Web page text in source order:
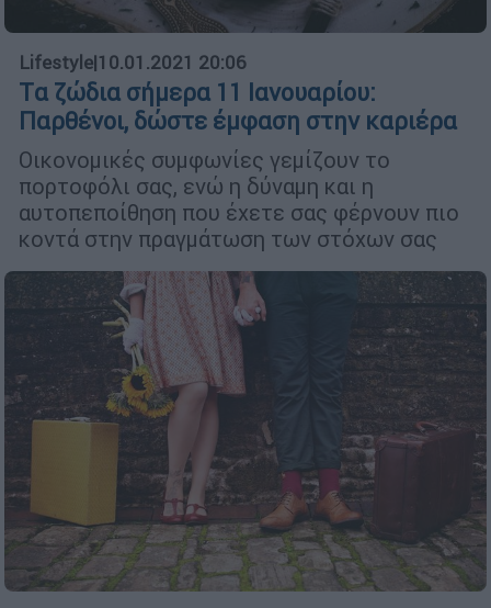
Lifestyle|10.01.2021 20:06
Tα ζώδια σήμερα 11 Ιανουαρίου:
Παρθένοι, δώστε έμφαση στην καριέρα
Οικονομικές συμφωνίες γεμίζουν το
πορτοφόλι σας, ενώ η δύναμη και η
αυτοπεποίθηση που έχετε σας φέρνουν πιο
κοντά στην πραγμάτωση των στόχων σας